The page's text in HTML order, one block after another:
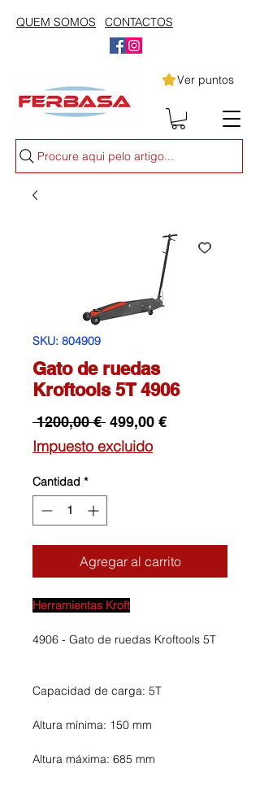
QUEM SOMOS CONTACTOS
Ver puntos
Procure aqui pelo artigo...
SKU: 804909
Gato de ruedas
Kroftools 5T 4906
1200,00 € Precio
499,00 €Precio
Impuesto excluido
Cantidad *
Agregar al carrito
Herramientas Kroft
4906 - Gato de ruedas Kroftools 5T
Capacidad de carga: 5T
Altura mínima: 150 mm
Altura máxima: 685 mm